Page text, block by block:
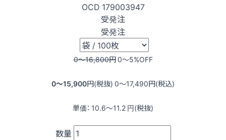
OCD 179003947
受発注
受発注
0〜16,800円0〜5%OFF
0〜15,900円(税抜) 0〜17,490円(税込)
単価： 10.6〜11.2 円(税抜)
数量